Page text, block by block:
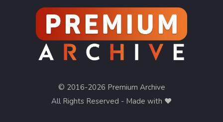
© 2016-2026 Premium Archive
All Rights Reserved - Made with ❤︎